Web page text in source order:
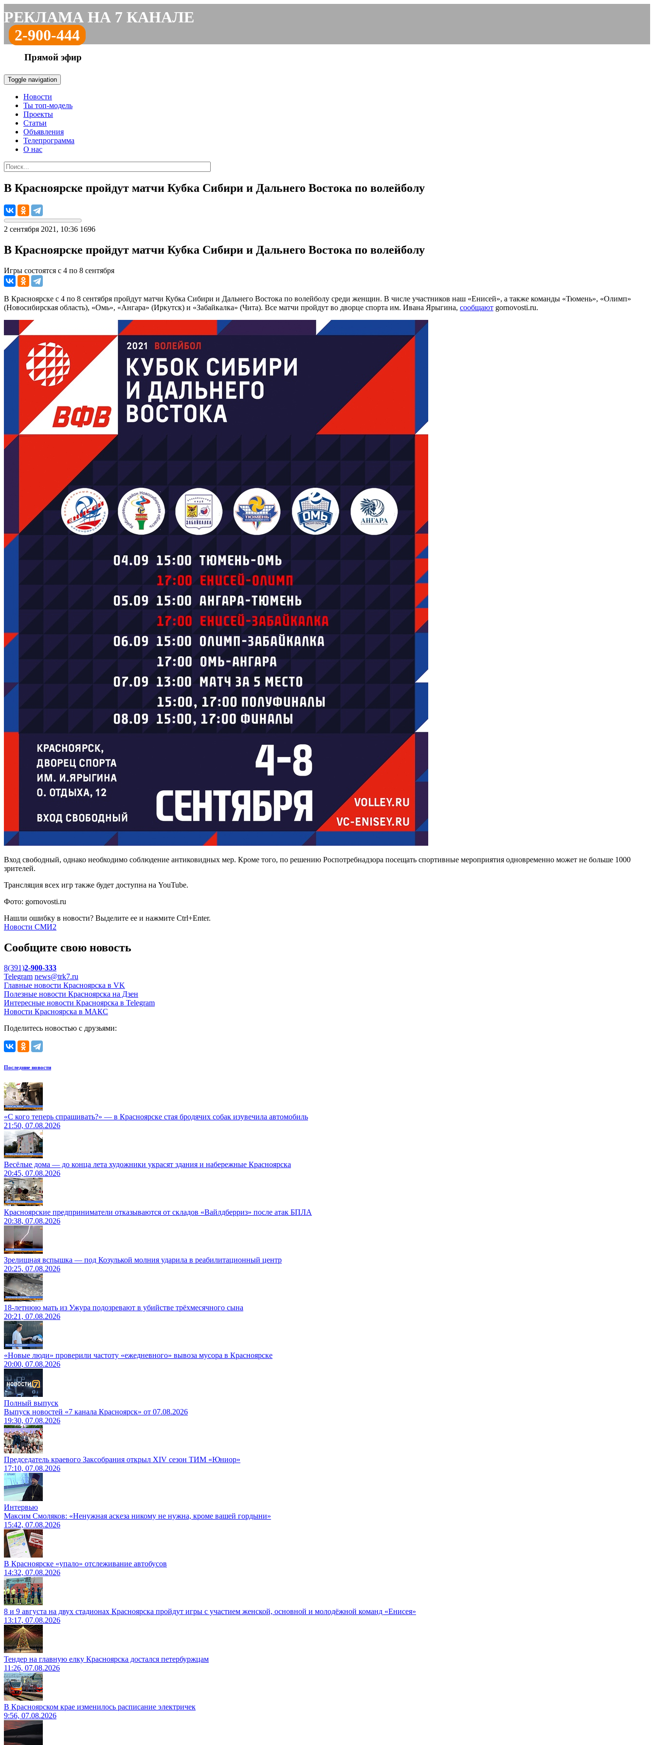
РЕКЛАМА НА 7 КАНАЛЕ
2-900-444
Прямой эфир
Toggle navigation
Новости
Ты топ-модель
Проекты
Статьи
Объявления
Телепрограмма
О нас
В Красноярске пройдут матчи Кубка Сибири и Дальнего Востока по волейболу
2 сентября 2021, 10:36 1696
В Красноярске пройдут матчи Кубка Сибири и Дальнего Востока по волейболу
Игры состоятся с 4 по 8 сентября
В Красноярске с 4 по 8 сентября пройдут матчи Кубка Сибири и Дальнего Востока по волейболу среди женщин. В числе участников наш «Енисей», а также команды «Тюмень», «Олимп»
(Новосибирская область), «Омь», «Ангара» (Иркутск) и «Забайкалка» (Чита). Все матчи пройдут во дворце спорта им. Ивана Ярыгина, сообщают gornovosti.ru.
Вход свободный, однако необходимо соблюдение антиковидных мер. Кроме того, по решению Роспотребнадзора посещать спортивные мероприятия одновременно может не больше 1000
зрителей.
Трансляция всех игр также будет доступна на YouTube.
Фото: gornovosti.ru
Нашли ошибку в новости? Выделите ее и нажмите Ctrl+Enter.
Новости СМИ2
Сообщите свою новость
8(391)2-900-333
Telegram news@trk7.ru
Главные новости Красноярска в VK
Полезные новости Красноярска на Дзен
Интересные новости Красноярска в Telegram
Новости Красноярска в МАКС
Поделитесь новостью с друзьями:
Последние новости
«С кого теперь спрашивать?» — в Красноярске стая бродячих собак изувечила автомобиль
21:50, 07.08.2026
Весёлые дома — до конца лета художники украсят здания и набережные Красноярска
20:45, 07.08.2026
Красноярские предприниматели отказываются от складов «Вайлдберриз» после атак БПЛА
20:38, 07.08.2026
Зрелищная вспышка — под Козулькой молния ударила в реабилитационный центр
20:25, 07.08.2026
18-летнюю мать из Ужура подозревают в убийстве трёхмесячного сына
20:21, 07.08.2026
«Новые люди» проверили частоту «ежедневного» вывоза мусора в Красноярске
20:00, 07.08.2026
Полный выпуск
Выпуск новостей «7 канала Красноярск» от 07.08.2026
19:30, 07.08.2026
Председатель краевого Заксобрания открыл XIV сезон ТИМ «Юниор»
17:10, 07.08.2026
Интервью
Максим Смоляков: «Ненужная аскеза никому не нужна, кроме вашей гордыни»
15:42, 07.08.2026
В Красноярске «упало» отслеживание автобусов
14:32, 07.08.2026
8 и 9 августа на двух стадионах Красноярска пройдут игры с участием женской, основной и молодёжной команд «Енисея»
13:17, 07.08.2026
Тендер на главную елку Красноярска достался петербуржцам
11:26, 07.08.2026
В Красноярском крае изменилось расписание электричек
9:56, 07.08.2026